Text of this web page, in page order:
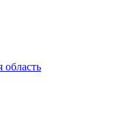
область